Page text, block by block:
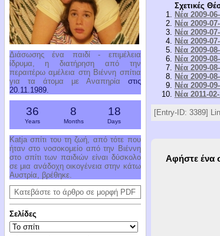
Διάσωσης ένα παιδί - επιμέλεια
ίδρυμα, η διατήρηση από την
περαιτέρω αμέλεια στη Βιέννη σπίτια
για τα άτομα με Αναπηρία στις
20.11.1989.
36
Years
8
Months
18
Days
Katja σπίτι του τη ζωή, από τότε που
ήταν στο νοσοκομείο από την Βιέννη
στο σπίτι των παιδιών είναι δύσκολο
σε μια ανάδοχη οικογένεια στην κάτω
Αυστρία, βρέθηκε.
Κατεβάστε το άρθρο σε μορφή PDF
Σελίδες
Σχετικές
Νέα 2009-
Νέα 2009-
Νέα 2009-
Νέα 2009-
Νέα 2009-
Νέα 2009-
Νέα 2009-
Νέα 2009-
Νέα 2009-
Νέα 2011-
[Entry-ID: 3389]
Αφήστε ένα